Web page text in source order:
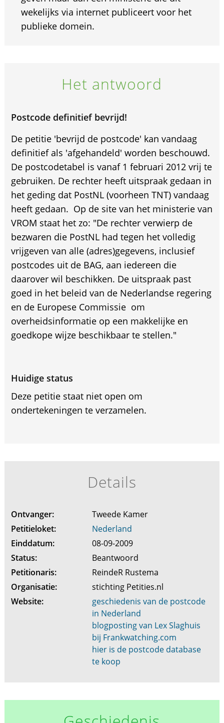
wekelijks via internet publiceert voor het
publieke domein.
Het antwoord
Postcode definitief bevrijd!
De petitie 'bevrijd de postcode' kan vandaag
definitief als 'afgehandeld' worden beschouwd.
De postcodetabel is vanaf 1 februari 2012 vrij te
gebruiken. De rechter heeft uitspraak gedaan in
het geding dat PostNL (voorheen TNT) vandaag
heeft gedaan. Op de site van het ministerie van
VROM staat het zo: "De rechter verwierp de
bezwaren die PostNL had tegen het volledig
vrijgeven van alle (adres)gegevens, inclusief
postcodes uit de BAG, aan iedereen die
daarover wil beschikken. De uitspraak past
goed in het beleid van de Nederlandse regering
en de Europese Commissie om
overheidsinformatie op een makkelijke en
goedkope wijze beschikbaar te stellen."
Huidige status
Deze petitie staat niet open om
ondertekeningen te verzamelen.
Details
Ontvanger:
Tweede Kamer
Petitieloket:
Nederland
Einddatum:
08-09-2009
Status:
Beantwoord
Petitionaris:
ReindeR Rustema
Organisatie:
stichting Petities.nl
Website:
geschiedenis van de postcode
in Nederland
blogposting van Lex Slaghuis
bij Frankwatching.com
hier is de postcode database
te koop